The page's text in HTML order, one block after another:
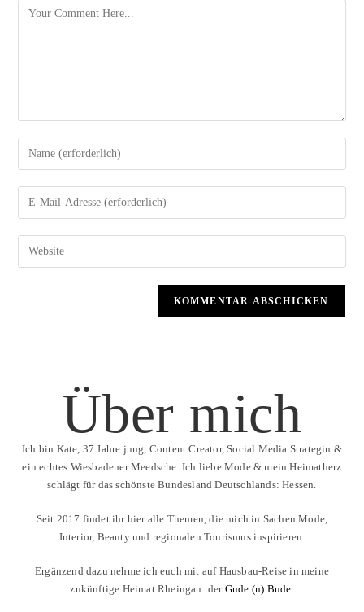
Über mich
Ich bin Kate, 37 Jahre jung, Content Creator, Social Media Strategin &
ein echtes Wiesbadener Meedsche. Ich liebe Mode & mein Heimatherz
schlägt für das schönste Bundesland Deutschlands: Hessen.
Seit 2017 findet ihr hier alle Themen, die mich in Sachen Mode,
Interior, Beauty und regionalen Tourismus inspirieren.
Ergänzend dazu nehme ich euch mit auf Hausbau-Reise in meine
zukünftige Heimat Rheingau: der Gude (n) Bude